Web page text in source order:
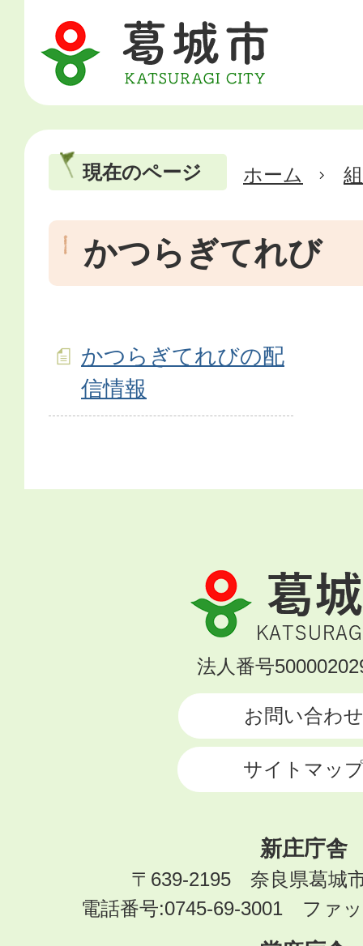
現在のページ ホーム
かつらぎてれび
かつらぎてれびの配
信情報
葛
城
市
KATSURAGI
法人番号
お問い合わせ
サイトマッ
新庄庁舎
〒639-2195 奈良県葛城
電話番号:0745-69-3001 ファ